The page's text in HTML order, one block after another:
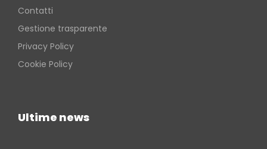
Contatti
Gestione trasparente
Privacy Policy
Cookie Policy
Ultime news